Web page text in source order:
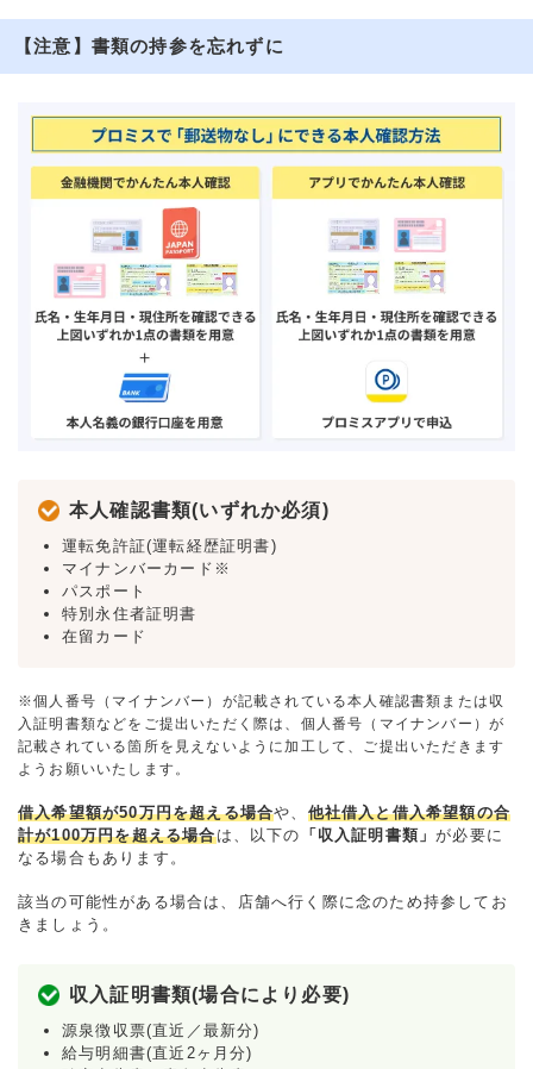
【注意】書類の持参を忘れずに
本人確認書類(いずれか必須)
運転免許証(運転経歴証明書)
マイナンバーカード※
パスポート
特別永住者証明書
在留カード
※個人番号（マイナンバー）が記載されている本人確認書類または収
入証明書類などをご提出いただく際は、個人番号（マイナンバー）が
記載されている箇所を見えないように加工して、ご提出いただきます
ようお願いいたします。
借入希望額が50万円を超える場合や、 他社借入と借入希望額の合
計が100万円を超える場合は、以下の 「収入証明書類」が必要に
なる場合もあります。
該当の可能性がある場合は、店舗へ行く際に念のため持参してお
きましょう。
収入証明書類(場合により必要)
源泉徴収票(直近／最新分)
給与明細書(直近2ヶ月分)